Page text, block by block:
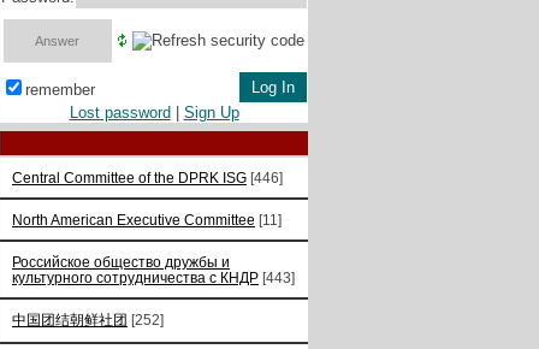
remember
Lost password
Sign Up
Central Committee of the DPRK ISG [446]
North American Executive Committee [11]
Российское общество дружбы и
культурного сотрудничества с КНДР [443]
中国团结朝鲜社团 [252]